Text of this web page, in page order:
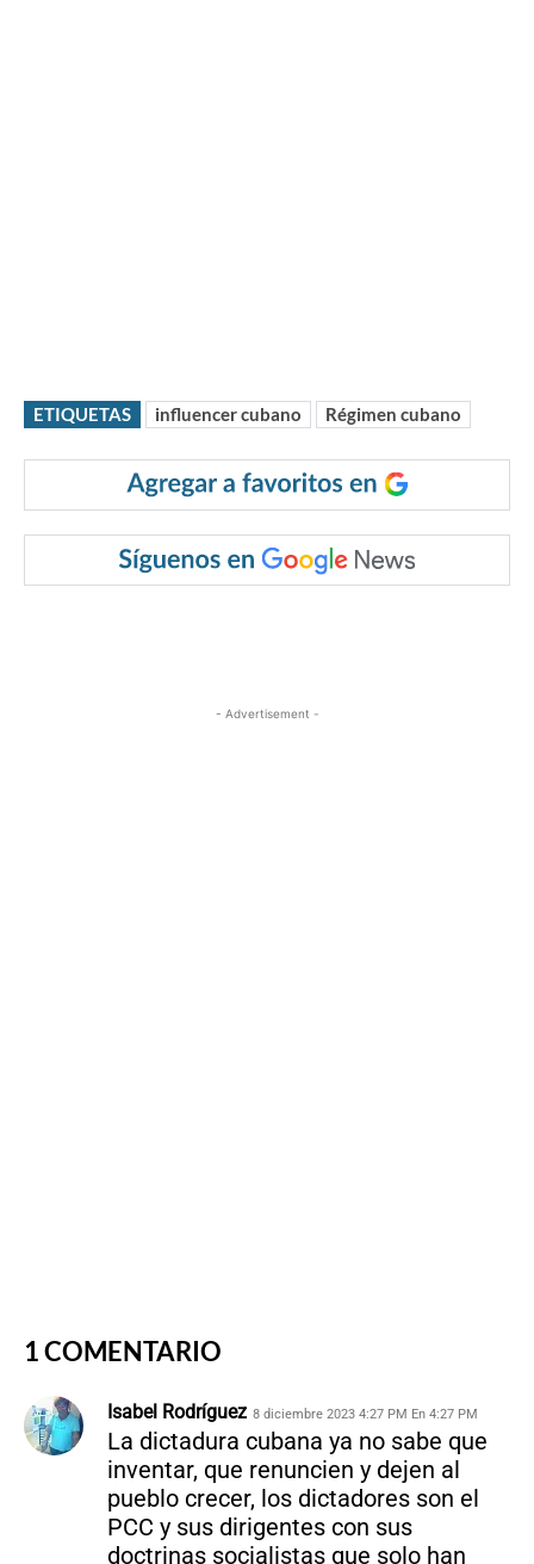
ETIQUETAS influencer cubano Régimen cubano
- Advertisement -
1 COMENTARIO
Isabel Rodríguez 8 diciembre 2023 4:27 PM En 4:27 PM
La dictadura cubana ya no sabe que
inventar, que renuncien y dejen al
pueblo crecer, los dictadores son el
PCC y sus dirigentes con sus
doctrinas socialistas que solo han